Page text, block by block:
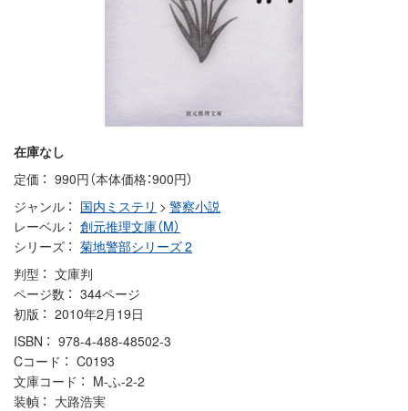
在庫なし
定価
990円（本体価格：900円）
ジャンル
国内ミステリ > 警察小説
レーベル
創元推理文庫（M）
シリーズ
菊地警部シリーズ 2
判型
文庫判
ページ数
344ページ
初版
2010年2月19日
ISBN
978-4-488-48502-3
Cコード
C0193
文庫コード
M-ふ-2-2
装幀
大路浩実